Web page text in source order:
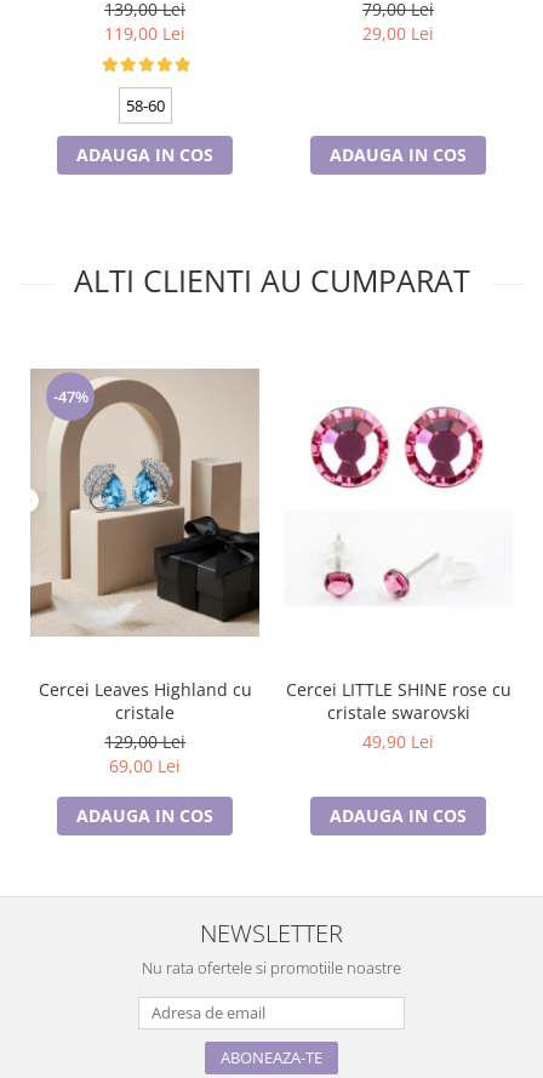
139,00 Lei
119,00 Lei
58-60
ADAUGA IN COS
79,00 Lei
29,00 Lei
ADAUGA IN COS
ALTI CLIENTI AU CUMPARAT
-47%
Cercei Leaves Highland cu
cristale
129,00 Lei
69,00 Lei
ADAUGA IN COS
Cercei LITTLE SHINE rose cu
cristale swarovski
49,90 Lei
ADAUGA IN COS
NEWSLETTER
Nu rata ofertele si promotiile noastre